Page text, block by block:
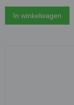
In winkelwagen